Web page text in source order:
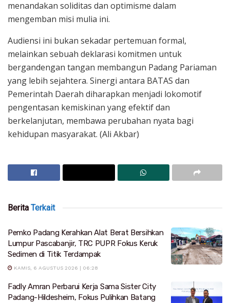
menandakan soliditas dan optimisme dalam
mengemban misi mulia ini.
Audiensi ini bukan sekadar pertemuan formal,
melainkan sebuah deklarasi komitmen untuk
bergandengan tangan membangun Padang Pariaman
yang lebih sejahtera. Sinergi antara BATAS dan
Pemerintah Daerah diharapkan menjadi lokomotif
pengentasan kemiskinan yang efektif dan
berkelanjutan, membawa perubahan nyata bagi
kehidupan masyarakat. (Ali Akbar)
Berita Terkait
Pemko Padang Kerahkan Alat Berat Bersihkan
Lumpur Pascabanjir, TRC PUPR Fokus Keruk
Sedimen di Titik Terdampak
KAMIS, 6 AGUSTUS 2026 | 06:28
Fadly Amran Perbarui Kerja Sama Sister City
Padang-Hildesheim, Fokus Pulihkan Batang